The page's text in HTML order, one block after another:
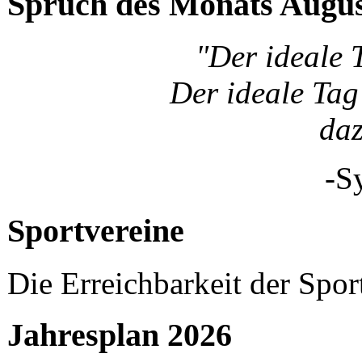
"Der ideale
Der ideale
-
Sportvereine
Die Erreichbarkeit der
Jahresplan 2026